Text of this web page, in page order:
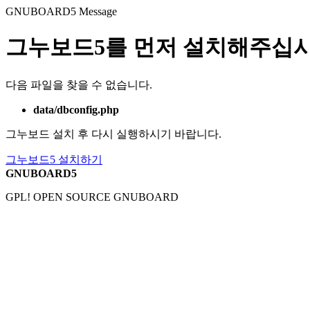
GNUBOARD5 Message
그누보드5를 먼저 설치해주십
다음 파일을 찾을 수 없습니다.
data/dbconfig.php
그누보드 설치 후 다시 실행하시기 바랍니다.
그누보드5 설치하기
GNUBOARD5
GPL! OPEN SOURCE GNUBOARD